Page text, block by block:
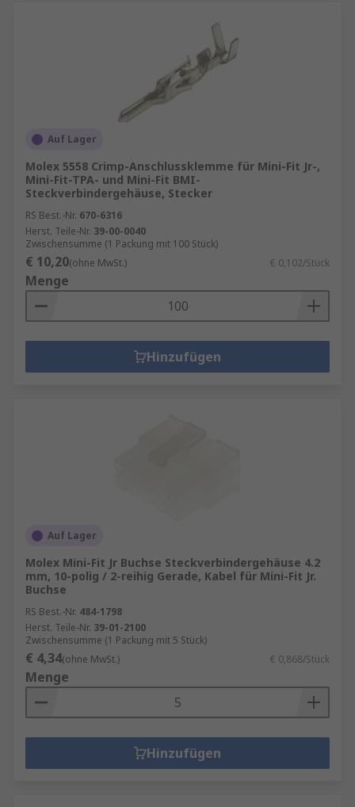
Auf Lager
Molex 5558 Crimp-Anschlussklemme für Mini-Fit Jr-,
Mini-Fit-TPA- und Mini-Fit BMI-
Steckverbindergehäuse, Stecker
RS Best.-Nr. 670-6316
Herst. Teile-Nr. 39-00-0040
Zwischensumme (1 Packung mit 100 Stück)
€ 10,20(ohne MwSt.) € 0,102/Stück
Menge
Hinzufügen
Auf Lager
Molex Mini-Fit Jr Buchse Steckverbindergehäuse 4.2
mm, 10-polig / 2-reihig Gerade, Kabel für Mini-Fit Jr.
Buchse
RS Best.-Nr. 484-1798
Herst. Teile-Nr. 39-01-2100
Zwischensumme (1 Packung mit 5 Stück)
€ 4,34(ohne MwSt.) € 0,868/Stück
Menge
Hinzufügen